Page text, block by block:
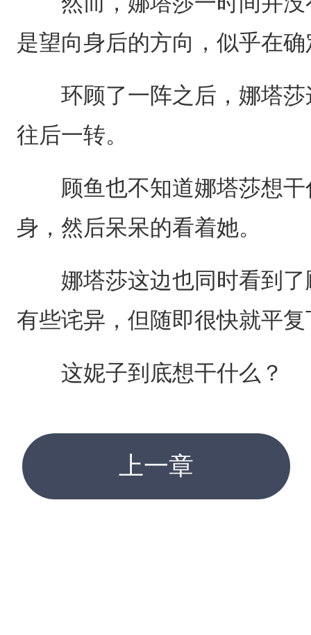
是望向身后的方向，似乎在
环顾了一阵之后，娜塔莎
往后一转。
顾鱼也不知道娜塔莎想干
身，然后呆呆的看着她。
娜塔莎这边也同时看到了
有些诧异，但随即很快就平
这妮子到底想干什么？
上一章